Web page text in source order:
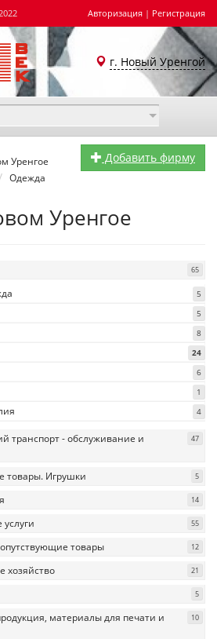
Авторизация | Регистрация
г. Новый Уренгой
Добавить фирму
Уренгое
Одежда
Уренгое
65
5
5
8
24
6
1
4
транспорт - обслуживание и
47
товары. Игрушки 5
14
55
товары 12
21
5
материалы для печати и
10